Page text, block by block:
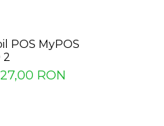
POS MyPOS
2
RON